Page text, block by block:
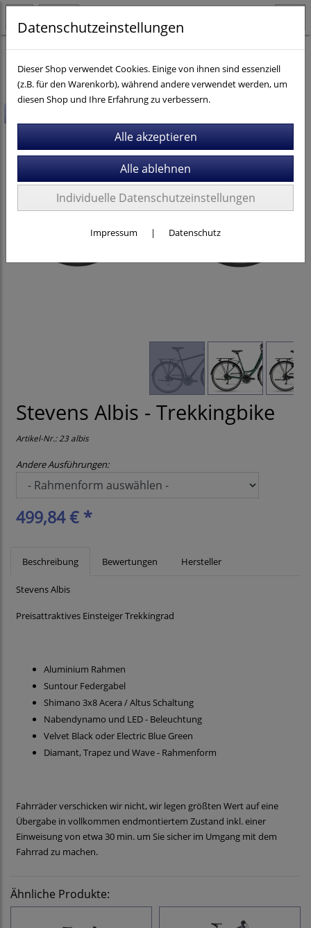
Fahrräder
Stevens Albis - Trekkingbike
Artikel-Nr.:23 albis
Andere Ausführungen:
499,84 € *
Beschreibung Bewertungen Hersteller
Stevens Albis
Preisattraktives Einsteiger Trekkingrad
Aluminium Rahmen
Suntour Federgabel
Shimano 3x8 Acera / Altus Schaltung
Nabendynamo und LED - Beleuchtung
Velvet Black oder Electric Blue Green
Diamant, Trapez und Wave - Rahmenform
Fahrräder verschicken wir nicht, wir legen größten Wert auf eine
Übergabe in vollkommen endmontiertem Zustand inkl. einer
Einweisung von etwa 30 min. um Sie sicher im Umgang mit dem
Fahrrad zu machen.
Ähnliche Produkte:
Datenschutzeinstellungen
Dieser Shop verwendet Cookies. Einige von ihnen sind essenziell
(z.B. für den Warenkorb), während andere verwendet werden, um
diesen Shop und Ihre Erfahrung zu verbessern.
Individuelle Datenschutzeinstellungen
Impressum | Datenschutz